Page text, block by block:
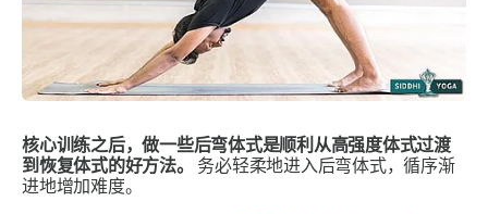
核心训练之后，做一些后弯体式是顺利从高强度体式过渡
到恢复体式的好方法。
务必轻柔地进入后弯体式，循序渐
进地增加难度。